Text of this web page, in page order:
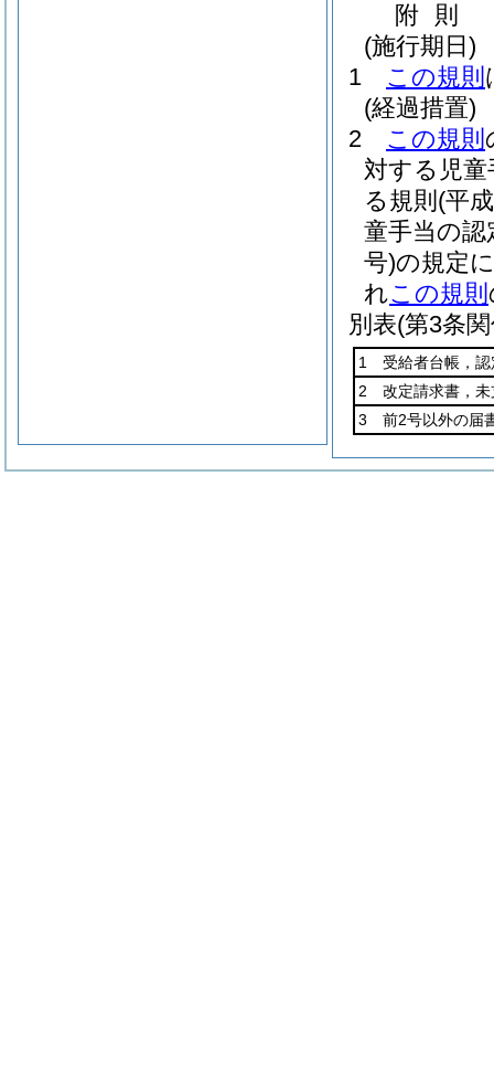
附 則
(施行期日)
1
この規則
(経過措置)
2
この規則
対する児
る規則 (平
童手当の
号)の規定
れこの規則
別表(第3条
1 受給者台帳，
2 改定請求書，
3 前2号以外の届